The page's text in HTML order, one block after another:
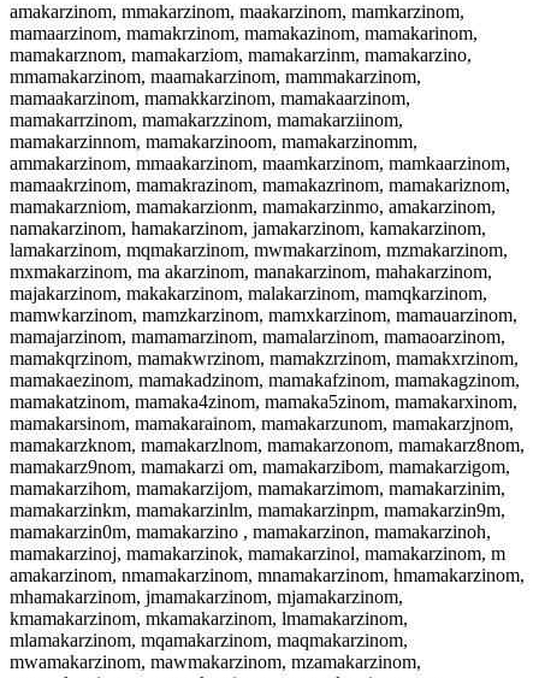
amakarzinom, mmakarzinom, maakarzinom, mamkarzinom,
mamaarzinom, mamakrzinom, mamakazinom, mamakarinom,
mamakarznom, mamakarziom, mamakarzinm, mamakarzino,
mmamakarzinom, maamakarzinom, mammakarzinom,
mamaakarzinom, mamakkarzinom, mamakaarzinom,
mamakarrzinom, mamakarzzinom, mamakarziinom,
mamakarzinnom, mamakarzinoom, mamakarzinomm,
ammakarzinom, mmaakarzinom, maamkarzinom, mamkaarzinom,
mamaakrzinom, mamakrazinom, mamakazrinom, mamakariznom,
mamakarzniom, mamakarzionm, mamakarzinmo, amakarzinom,
namakarzinom, hamakarzinom, jamakarzinom, kamakarzinom,
lamakarzinom, mqmakarzinom, mwmakarzinom, mzmakarzinom,
mxmakarzinom, ma akarzinom, manakarzinom, mahakarzinom,
majakarzinom, makakarzinom, malakarzinom, mamqkarzinom,
mamwkarzinom, mamzkarzinom, mamxkarzinom, mamauarzinom,
mamajarzinom, mamamarzinom, mamalarzinom, mamaoarzinom,
mamakqrzinom, mamakwrzinom, mamakzrzinom, mamakxrzinom,
mamakaezinom, mamakadzinom, mamakafzinom, mamakagzinom,
mamakatzinom, mamaka4zinom, mamaka5zinom, mamakarxinom,
mamakarsinom, mamakarainom, mamakarzunom, mamakarzjnom,
mamakarzknom, mamakarzlnom, mamakarzonom, mamakarz8nom,
mamakarz9nom, mamakarzi om, mamakarzibom, mamakarzigom,
mamakarzihom, mamakarzijom, mamakarzimom, mamakarzinim,
mamakarzinkm, mamakarzinlm, mamakarzinpm, mamakarzin9m,
mamakarzin0m, mamakarzino , mamakarzinon, mamakarzinoh,
mamakarzinoj, mamakarzinok, mamakarzinol, mamakarzinom, m
amakarzinom, nmamakarzinom, mnamakarzinom, hmamakarzinom,
mhamakarzinom, jmamakarzinom, mjamakarzinom,
kmamakarzinom, mkamakarzinom, lmamakarzinom,
mlamakarzinom, mqamakarzinom, maqmakarzinom,
mwamakarzinom, mawmakarzinom, mzamakarzinom,